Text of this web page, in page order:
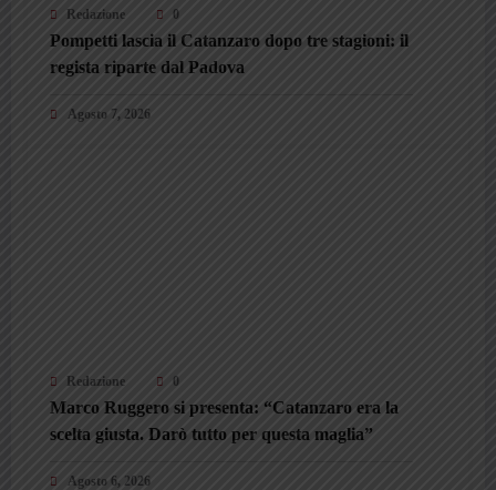
Redazione 0
Pompetti lascia il Catanzaro dopo tre stagioni: il
regista riparte dal Padova
Agosto 7, 2026
Redazione 0
Marco Ruggero si presenta: “Catanzaro era la
scelta giusta. Darò tutto per questa maglia”
Agosto 6, 2026